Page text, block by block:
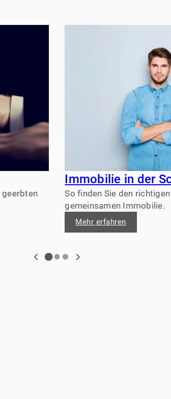
geerbten
Immobilie in der
So finden Sie den
gemeinsamen Immobilie.
Mehr erfahren